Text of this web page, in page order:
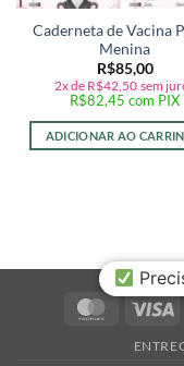
Caderneta de Vacina
Menina
R$85,00
2x de R$42,50 sem
R$82,45 com PIX
ADICIONAR AO